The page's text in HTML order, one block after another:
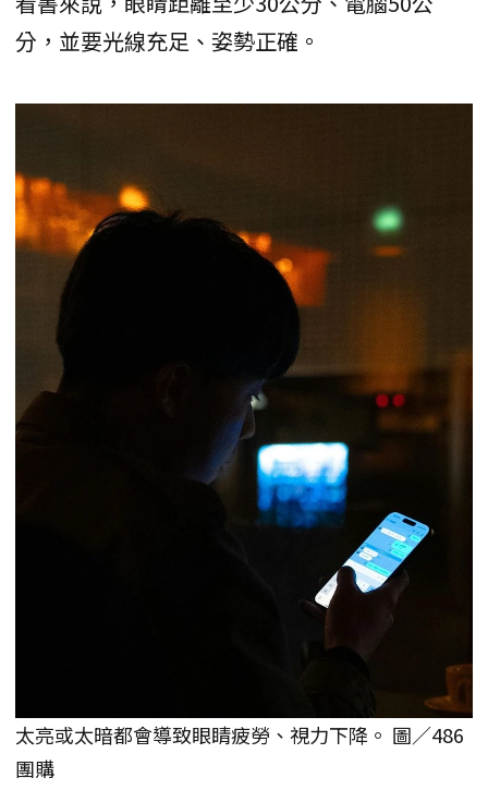
分，並要光線充足、姿勢正確。
太亮或太暗都會導致眼睛疲勞、視力下降。 圖／486
團購